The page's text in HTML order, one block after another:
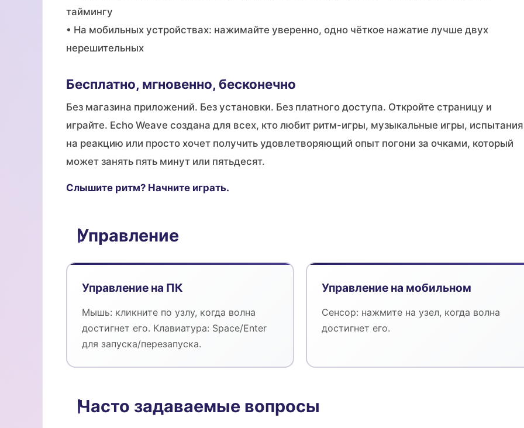
таймингу
• На мобильных устройствах: нажимайте уверенно, одно чёткое нажатие лучше двух
нерешительных
Бесплатно, мгновенно, бесконечно
Без магазина приложений. Без установки. Без платного доступа. Откройте страницу и
играйте. Echo Weave создана для всех, кто любит ритм-игры, музыкальные игры, испытания
на реакцию или просто хочет получить удовлетворяющий опыт погони за очками, который
может занять пять минут или пятьдесят.
Слышите ритм? Начните играть.
Управление
Управление на ПК
Мышь: кликните по узлу, когда волна
достигнет его. Клавиатура: Space/Enter
для запуска/перезапуска.
Управление на мобильном
Сенсор: нажмите на узел, когда волна
достигнет его.
Часто задаваемые вопросы